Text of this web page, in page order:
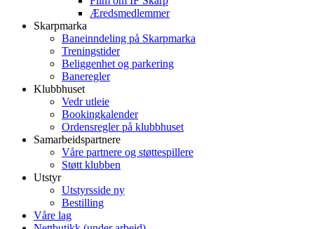
Æredsmedlemmer
Skarpmarka
Baneinndeling på Skarpmarka
Treningstider
Beliggenhet og parkering
Baneregler
Klubbhuset
Vedr utleie
Bookingkalender
Ordensregler på klubbhuset
Samarbeidspartnere
Våre partnere og støttespillere
Støtt klubben
Utstyr
Utstyrsside ny
Bestilling
Våre lag